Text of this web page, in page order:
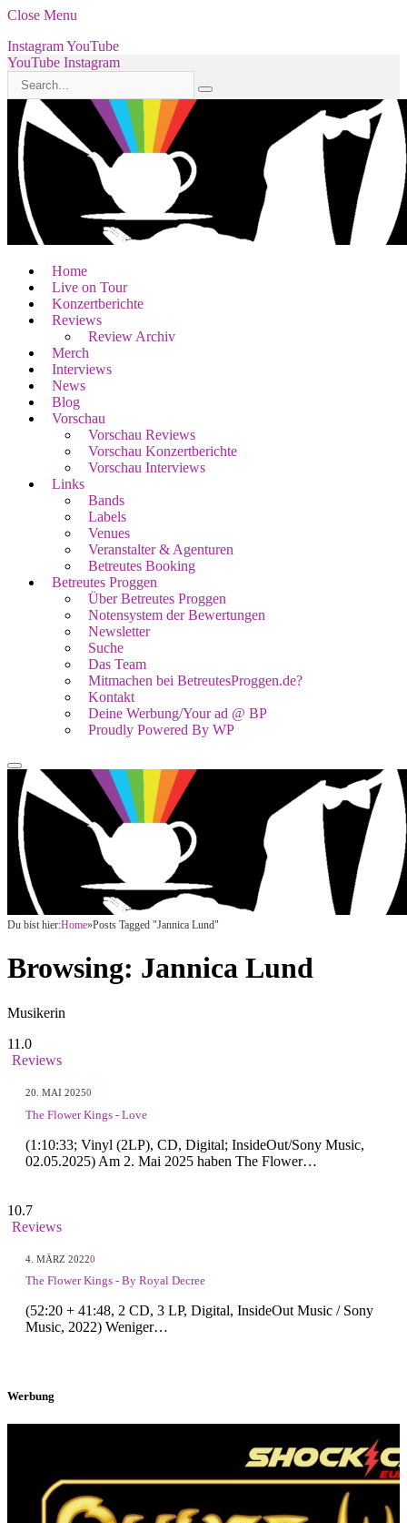
Close Menu
InstagramYouTube
YouTube Instagram
Home
Live on Tour
Konzertberichte
Reviews
Review Archiv
Merch
Interviews
News
Blog
Vorschau
Vorschau Reviews
Vorschau Konzertberichte
Vorschau Interviews
Links
Bands
Labels
Venues
Veranstalter & Agenturen
Betreutes Booking
Betreutes Proggen
Über Betreutes Proggen
Notensystem der Bewertungen
Newsletter
Suche
Das Team
Mitmachen bei BetreutesProggen.de?
Kontakt
Deine Werbung/Your ad @ BP
Proudly Powered By WP
Du bist hier:Home»Posts Tagged "Jannica Lund"
Browsing: Jannica Lund
Musikerin
11.0
Reviews
20. MAI 20250
The Flower Kings - Love
(1:10:33; Vinyl (2LP), CD, Digital; InsideOut/Sony Music,
02.05.2025) Am 2. Mai 2025 haben The Flower…
10.7
Reviews
4. MÄRZ 20220
The Flower Kings - By Royal Decree
(52:20 + 41:48, 2 CD, 3 LP, Digital, InsideOut Music / Sony
Music, 2022) Weniger…
Werbung